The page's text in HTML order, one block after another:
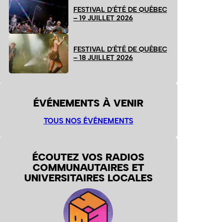
FESTIVAL D’ÉTÉ DE QUÉBEC
– 19 JUILLET 2026
FESTIVAL D’ÉTÉ DE QUÉBEC
– 18 JUILLET 2026
ÉVÉNEMENTS À VENIR
TOUS NOS ÉVÉNEMENTS
ÉCOUTEZ VOS RADIOS
COMMUNAUTAIRES ET
UNIVERSITAIRES LOCALES